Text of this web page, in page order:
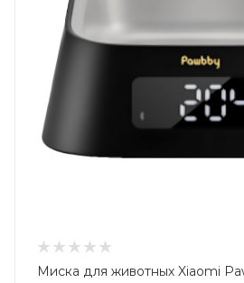
Миска для животных Xiaomi